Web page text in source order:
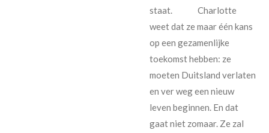
staat.
Charlotte
weet dat ze maar één kans
op een gezamenlijke
toekomst hebben: ze
moeten Duitsland verlaten
en ver weg een nieuw
leven beginnen. En dat
gaat niet zomaar. Ze zal